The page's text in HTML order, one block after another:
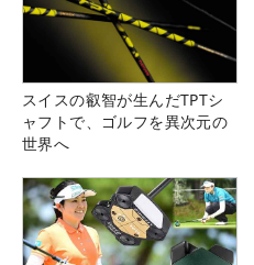
スイスの叡智が生んだTPTシ
ャフトで、ゴルフを異次元の
世界へ